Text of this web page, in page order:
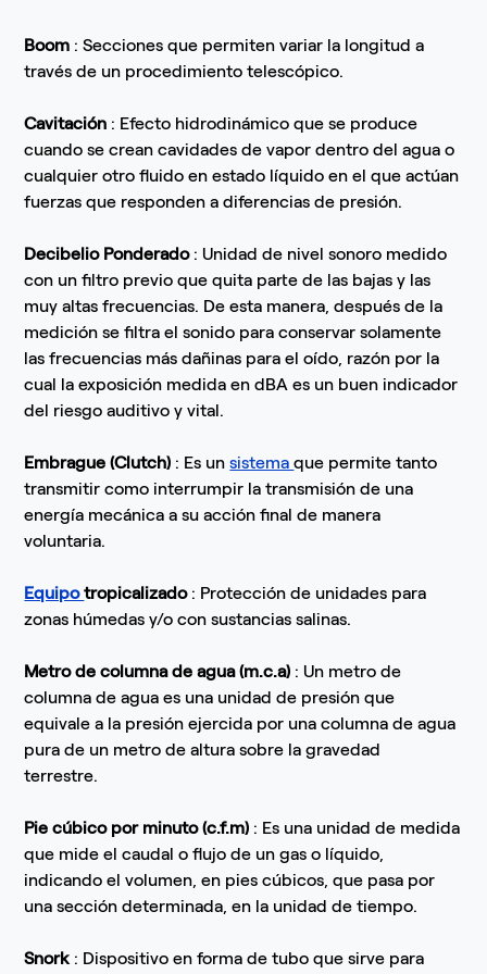
Boom : Secciones que permiten variar la longitud a
través de un procedimiento telescópico.
Cavitación : Efecto hidrodinámico que se produce
cuando se crean cavidades de vapor dentro del agua o
cualquier otro fluido en estado líquido en el que actúan
fuerzas que responden a diferencias de presión.
Decibelio Ponderado : Unidad de nivel sonoro medido
con un filtro previo que quita parte de las bajas y las
muy altas frecuencias. De esta manera, después de la
medición se filtra el sonido para conservar solamente
las frecuencias más dañinas para el oído, razón por la
cual la exposición medida en dBA es un buen indicador
del riesgo auditivo y vital.
Embrague (Clutch) : Es unsistemaque permite tanto
transmitir como interrumpir la transmisión de una
energía mecánica a su acción final de manera
voluntaria.
Equipotropicalizado : Protección de unidades para
zonas húmedas y/o con sustancias salinas.
Metro de columna de agua (m.c.a) : Un metro de
columna de agua es una unidad de presión que
equivale a la presión ejercida por una columna de agua
pura de un metro de altura sobre la gravedad
terrestre.
Pie cúbico por minuto (c.f.m) : Es una unidad de medida
que mide el caudal o flujo de un gas o líquido,
indicando el volumen, en pies cúbicos, que pasa por
una sección determinada, en la unidad de tiempo.
Snork : Dispositivo en forma de tubo que sirve para